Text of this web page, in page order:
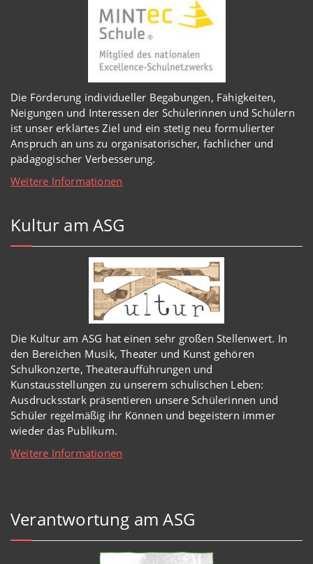
Die Förderung individueller Begabungen, Fähigkeiten,
Neigungen und Interessen der Schülerinnen und Schülern
ist unser erklärtes Ziel und ein stetig neu formulierter
Anspruch an uns zu organisatorischer, fachlicher und
pädagogischer Verbesserung.
Weitere Informationen
Kultur am ASG
Die Kultur am ASG hat einen sehr großen Stellenwert. In
den Bereichen Musik, Theater und Kunst gehören
Schulkonzerte, Theateraufführungen und
Kunstausstellungen zu unserem schulischen Leben:
Ausdrucksstark präsentieren unsere Schülerinnen und
Schüler regelmäßig ihr Können und begeistern immer
wieder das Publikum.
Weitere Informationen
Verantwortung am ASG